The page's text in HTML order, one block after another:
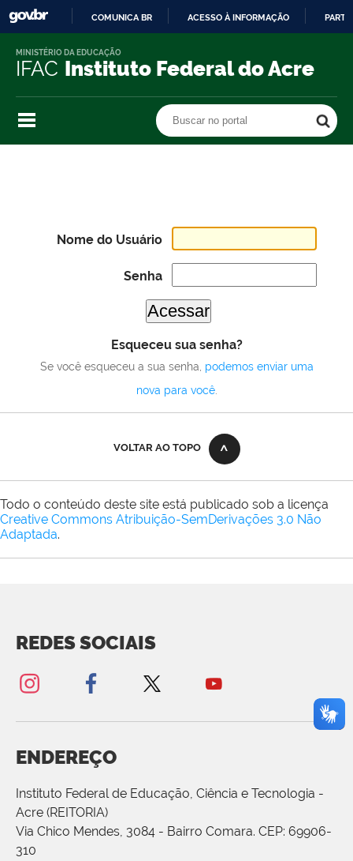
O
COMUNICA BR ACESSO À INFORMAÇÃO
IFAC Instituto Federal do Acre
MINISTÉRIO DA EDUCAÇÃO
Buscar no portal
Nome do Usuário
Senha
Esqueceu sua senha?
Se você esqueceu a sua senha, podemos enviar uma
nova para você.
VOLTAR AO TOPO
Todo o conteúdo deste site está publicado sob a licença
Creative Commons Atribuição-SemDerivações 3.0 Não
Adaptada.
REDES SOCIAIS
ENDEREÇO
Instituto Federal de Educação, Ciência e Tecnologia -
Acre (REITORIA)
Via Chico Mendes, 3084 - Bairro Comara. CEP: 69906-
310